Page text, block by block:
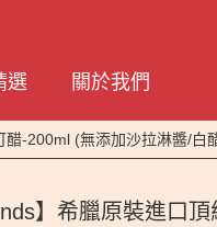
選 關於我們
醋-200ml (無添加沙拉淋醬/白
】希臘原裝進口